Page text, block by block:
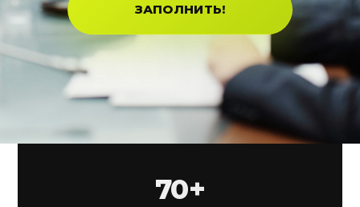
ЗАПОЛНИТЬ!
70+